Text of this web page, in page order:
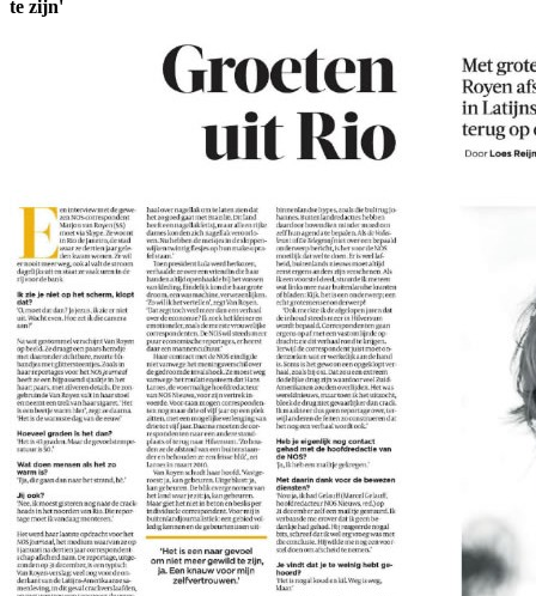
te zijn'